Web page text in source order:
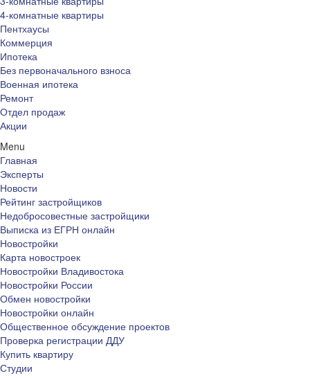
4-комнатные квартиры
Пентхаусы
Коммерция
Ипотека
Без первоначального взноса
Военная ипотека
Ремонт
Отдел продаж
Акции
Menu
Главная
Эксперты
Новости
Рейтинг застройщиков
Недобросовестные застройщики
Выписка из ЕГРН онлайн
Новостройки
Карта новостроек
Новостройки Владивостока
Новостройки России
Обмен новостройки
Новостройки онлайн
Общественное обсуждение проектов
Проверка регистрации ДДУ
Купить квартиру
Студии